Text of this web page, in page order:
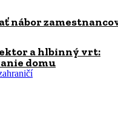
nábor
a hlbinný vrt:
domu